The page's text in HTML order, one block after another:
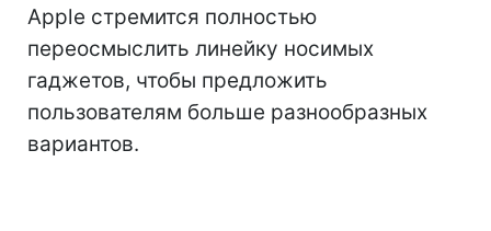
Apple стремится полностью
переосмыслить линейку носимых
гаджетов, чтобы предложить
пользователям больше разнообразных
вариантов.